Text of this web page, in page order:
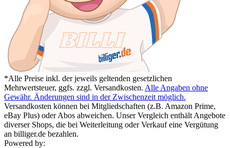
*Alle Preise inkl. der jeweils geltenden gesetzlichen
Mehrwertsteuer, ggfs. zzgl. Versandkosten. Alle Angaben ohne
Gewähr. Änderungen sind in der Zwischenzeit möglich.
Versandkosten können bei Mitgliedschaften (z.B. Amazon Prime,
eBay Plus) oder Abos abweichen. Unser Vergleich enthält Angebote
diverser Shops, die bei Weiterleitung oder Verkauf eine Vergütung
an billiger.de bezahlen.
Powered by: